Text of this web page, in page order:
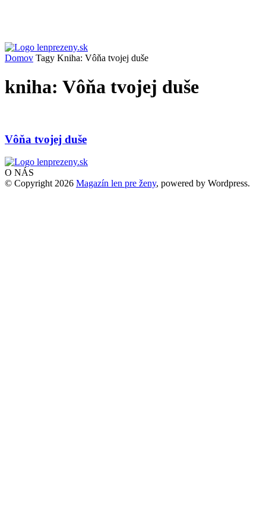
Domov Tagy Kniha: Vôňa tvojej duše
kniha: Vôňa tvojej duše
Vôňa tvojej duše
O NÁS
© Copyright 2026 Magazín len pre ženy, powered by Wordpress.